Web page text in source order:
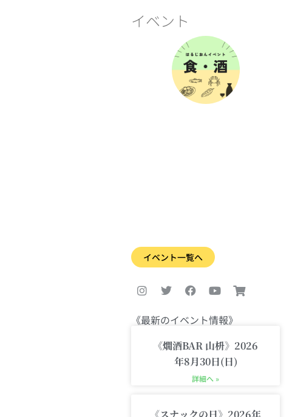
イベント
イベント一覧へ
I
n
s
a
g
T
w
i
t
e
r
F
a
c
b
o
k
o
u
u
b
e
h
o
g
《最新のイベント情報》
《燗酒BAR 山枡》2026
年8月30日(日)
詳細へ »